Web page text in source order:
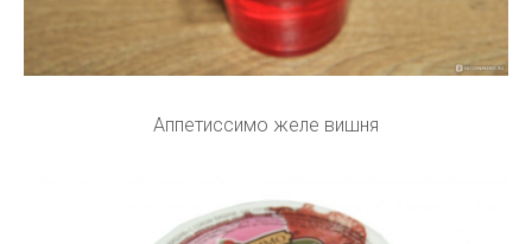
Аппетиссимо желе вишня